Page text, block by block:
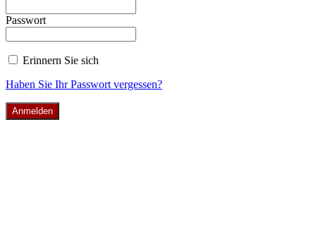
Passwort
Erinnern Sie sich
Haben Sie Ihr Passwort vergessen?